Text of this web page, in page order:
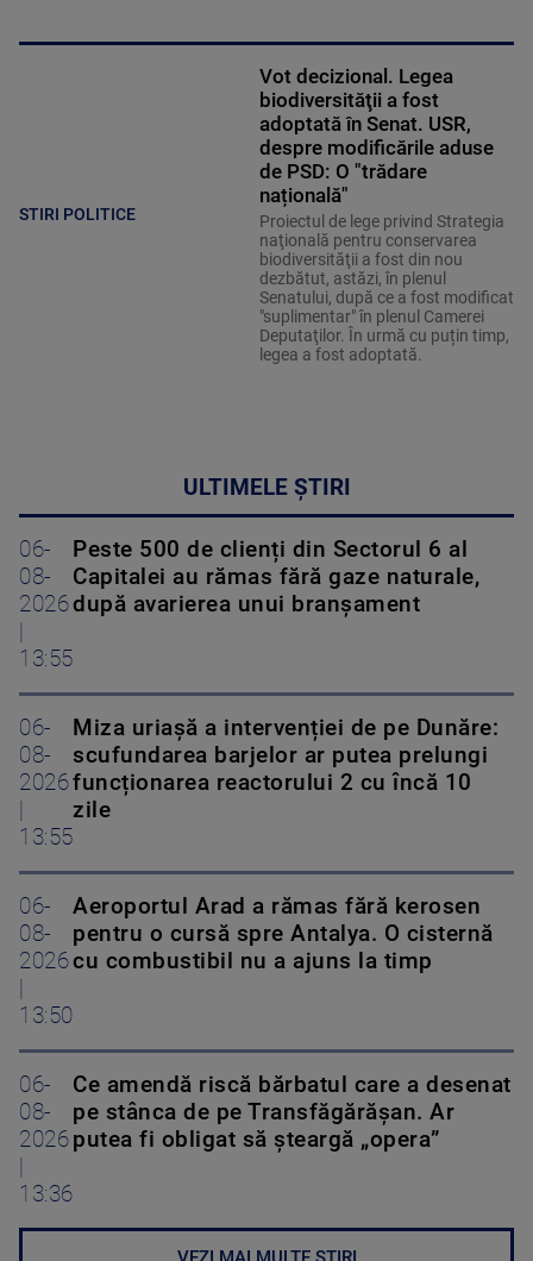
STIRI POLITICE
Vot decizional. Legea
biodiversităţii a fost
adoptată în Senat. USR,
despre modificările aduse
de PSD: O "trădare
națională"
Proiectul de lege privind Strategia
naţională pentru conservarea
biodiversităţii a fost din nou
dezbătut, astăzi, în plenul
Senatului, după ce a fost modificat
"suplimentar" în plenul Camerei
Deputaţilor. În urmă cu puțin timp,
legea a fost adoptată.
ULTIMELE ȘTIRI
06-
08-
2026
13:55
Peste 500 de clienți din Sectorul 6 al
Capitalei au rămas fără gaze naturale,
după avarierea unui branșament
06-
08-
2026
13:55
Miza uriașă a intervenției de pe Dunăre:
scufundarea barjelor ar putea prelungi
funcționarea reactorului 2 cu încă 10
zile
06-
08-
2026
13:50
Aeroportul Arad a rămas fără kerosen
pentru o cursă spre Antalya. O cisternă
cu combustibil nu a ajuns la timp
06-
08-
2026
13:36
Ce amendă riscă bărbatul care a desenat
pe stânca de pe Transfăgărășan. Ar
putea fi obligat să șteargă „opera”